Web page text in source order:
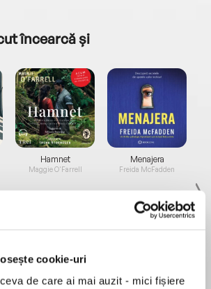
cookie-uri
de care ai mai auzit - mici fișiere
încearcă și
Hamnet
Maggie O'Farrell
Diavolul se îmbracă de
Menajera
Freida McFadden
Migdală